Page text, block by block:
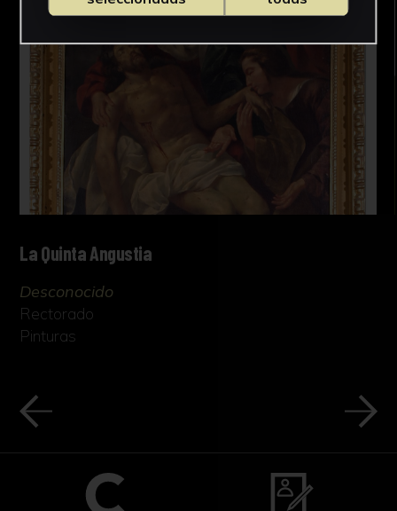
La Quinta Angustia
Desconocido
Rectorado
Pinturas